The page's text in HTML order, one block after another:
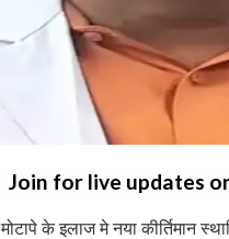
Join for live updates
के इलाज मे नया कीर्तिमान